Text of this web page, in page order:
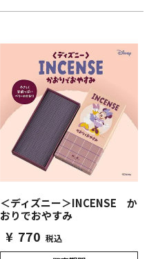
＜ディズニー＞INCENSE か
おりでおやすみ
¥ 770 税込